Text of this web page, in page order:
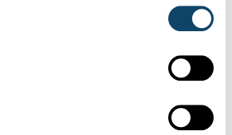
géint Keelt?
wierklech?